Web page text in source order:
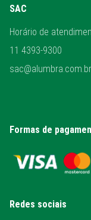
SAC
Horário de
11 4393-9300
sac@alumbra.com.br
Formas de
Redes sociais